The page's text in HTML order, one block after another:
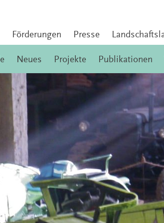
Förderungen Presse
Neues Projekte Publikationen